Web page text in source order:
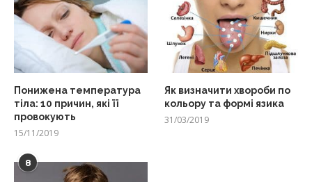
Понижена температура
тіла: 10 причин, які її
провокують
15/11/2019
Як визначити хвороби по
кольору та формі язика
31/03/2019
8